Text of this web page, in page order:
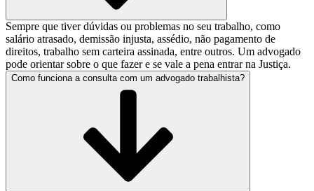
Sempre que tiver dúvidas ou problemas no seu trabalho, como
salário atrasado, demissão injusta, assédio, não pagamento de
direitos, trabalho sem carteira assinada, entre outros. Um advogado
pode orientar sobre o que fazer e se vale a pena entrar na Justiça.
Como funciona a consulta com um advogado trabalhista?